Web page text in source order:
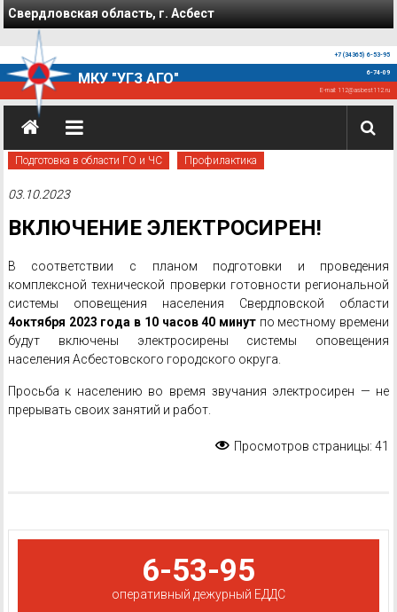
Перейти к содержимому
Свердловская область, г. Асбест
+7 (34365) 6-53-95
6-74-09
E-mail: 112@asbest112.ru
МКУ "УГЗ АГО"
Подготовка в области ГО и ЧС Профилактика
03.10.2023
ВКЛЮЧЕНИЕ ЭЛЕКТРОСИРЕН!
В соответствии с планом подготовки и проведения
комплексной технической проверки готовности региональной
системы оповещения населения Свердловской области
4октября 2023 года в 10 часов 40 минут по местному времени
будут включены электросирены системы оповещения
населения Асбестовского городского округа.
Просьба к населению во время звучания электросирен — не
прерывать своих занятий и работ.
Просмотров страницы: 41
6-53-95
оперативный дежурный ЕДДС